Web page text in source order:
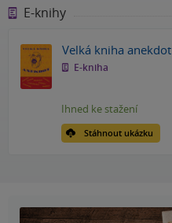
E-knihy
Velká kniha anekdot
E-kniha
Stáhnout ukázku
Ihned ke stažení